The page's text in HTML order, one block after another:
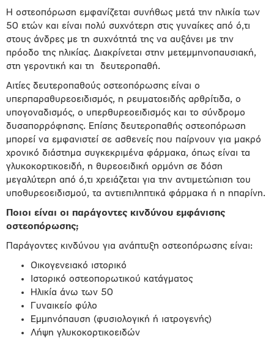
Η οστεοπόρωση εμφανίζεται συνήθως μετά την ηλικία των
50 ετών και είναι πολύ συχνότερη στις γυναίκες από ό,τι
στους άνδρες με τη συχνότητά της να αυξάνει με την
πρόοδο της ηλικίας. Διακρίνεται στην μετεμμηνοπαυσιακή,
στη γεροντική και τη
δευτεροπαθή.
Αιτίες δευτεροπαθούς οστεοπόρωσης είναι ο
υπερπαραθυρεοειδισμός, η ρευματοειδής αρθρίτιδα, ο
υπογοναδισμός, ο υπερθυρεοειδισμός και το σύνδρομο
δυσαπορρόφησης. Επίσης δευτεροπαθής οστεοπόρωση
μπορεί να εμφανιστεί σε ασθενείς που παίρνουν για μακρό
χρονικό διάστημα συγκεκριμένα φάρμακα, όπως είναι τα
γλυκοκορτικοειδή, η θυρεοειδική ορμόνη σε δόση
μεγαλύτερη από ό,τι χρειάζεται για την αντιμετώπιση του
υποθυρεοειδισμού, τα αντιεπιληπτικά φάρμακα ή η ηπαρίνη.
Ποιοι είναι οι παράγοντες κινδύνου εμφάνισης
οστεοπόρωσης;
Παράγοντες κινδύνου για ανάπτυξη οστεοπόρωσης είναι:
Οικογενειακό ιστορικό
Ιστορικό οστεοπορωτικού κατάγματος
Ηλικία άνω των 50
Γυναικείο φύλο
Εμμηνόπαυση (φυσιολογική ή ιατρογενής)
Λήψη γλυκοκορτικοειδών